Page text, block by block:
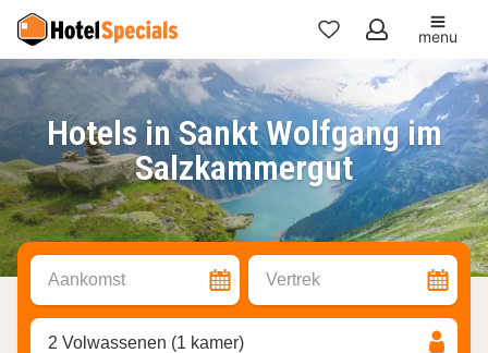
Mijn
favorieten
menu
Hotels in Sankt Wolfgang im
Salzkammergut
Aankomst Vertrek
2 Volwassenen (1 kamer)